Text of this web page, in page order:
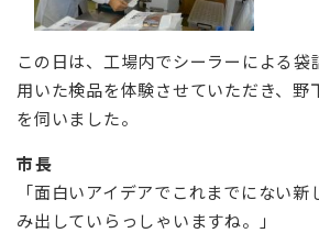
この日は、工場内でシーラーによる袋
用いた検品を体験させていただき、
を伺いました。
市長
「面白いアイデアでこれまでにない
み出していらっしゃいますね。」